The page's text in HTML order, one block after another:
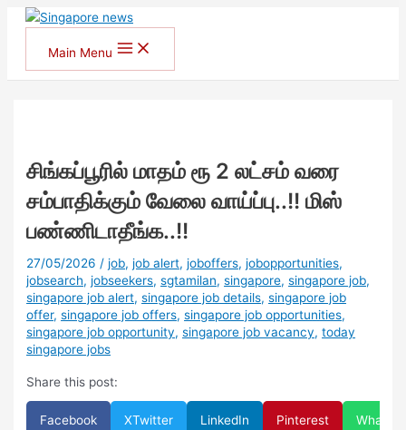
Main Menu
சிங்கப்பூரில் மாதம் ரூ 2 லட்சம் வரை
சம்பாதிக்கும் வேலை வாய்ப்பு..!! மிஸ்
பண்ணிடாதீங்க..!!
27/05/2026 /job,job alert,joboffers,jobopportunities,
jobsearch,jobseekers,sgtamilan,singapore,singapore job,
singapore job alert,singapore job details,singapore job
offer,singapore job offers,singapore job opportunities,
singapore job opportunity,singapore job vacancy,today
singapore jobs
Share this post:
Facebook XTwitter LinkedIn Pinterest